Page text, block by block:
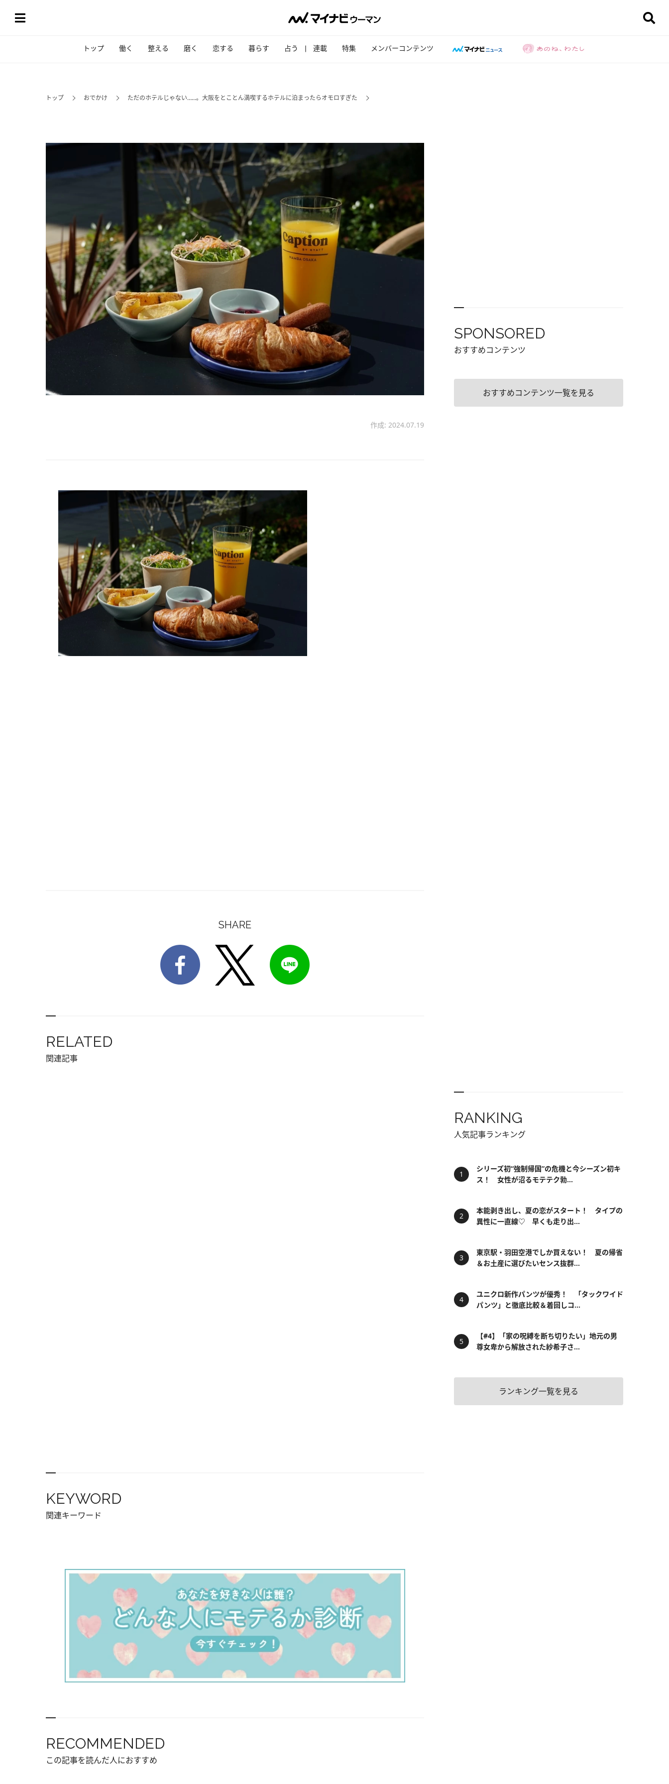
トップ 働く 整える 磨く 恋する 暮らす 占う 連載 特集 メンバーコンテンツ
トップ おでかけ ただのホテルじゃない……。大阪をとことん満喫するホテルに泊まったらオモロすぎた
作成: 2024.07.19
SHARE
RELATED
関連記事
KEYWORD
関連キーワード
RECOMMENDED
この記事を読んだ人におすすめ
SPONSORED
おすすめコンテンツ
おすすめコンテンツ一覧を見る
RANKING
人気記事ランキング
シリーズ初“強制帰国”の危機と今シーズン初キ
ス！ 女性が沼るモテテク勃...
本能剥き出し、夏の恋がスタート！ タイプの
異性に一直線♡ 早くも走り出...
東京駅・羽田空港でしか買えない！ 夏の帰省
＆お土産に選びたいセンス抜群...
ユニクロ新作パンツが優秀！ 「タックワイド
パンツ」と徹底比較＆着回しコ...
【#4】「家の呪縛を断ち切りたい」地元の男
尊女卑から解放された紗希子さ...
ランキング一覧を見る